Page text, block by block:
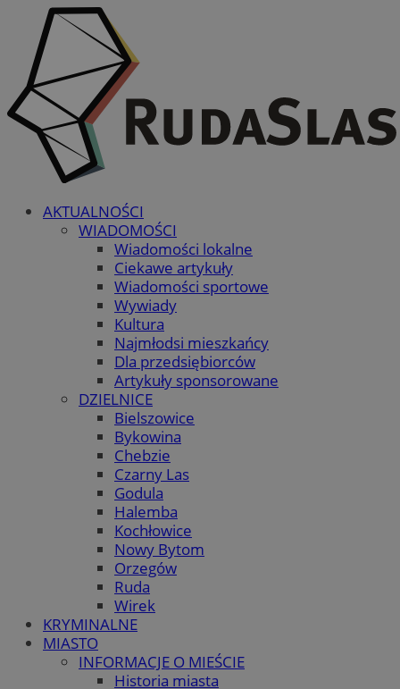
AKTUALNOŚCI
WIADOMOŚCI
Wiadomości lokalne
Ciekawe artykuły
Wiadomości sportowe
Wywiady
Kultura
Najmłodsi mieszkańcy
Dla przedsiębiorców
Artykuły sponsorowane
DZIELNICE
Bielszowice
Bykowina
Chebzie
Czarny Las
Godula
Halemba
Kochłowice
Nowy Bytom
Orzegów
Ruda
Wirek
KRYMINALNE
MIASTO
INFORMACJE O MIEŚCIE
Historia miasta